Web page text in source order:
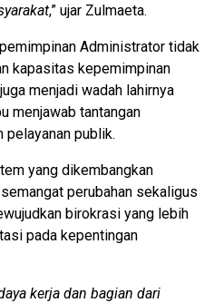
,” ujar Zulmaeta.
Administrator tidak
kapasitas kepemimpinan
menjadi wadah lahirnya
menjawab tantangan
pelayanan publik.
yang dikembangkan
perubahan sekaligus
birokrasi yang lebih
pada kepentingan
kerja dan bagian dari